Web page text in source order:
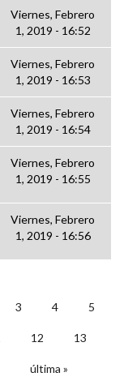
Viernes, Febrero
1, 2019 - 16:52
Viernes, Febrero
1, 2019 - 16:53
Viernes, Febrero
1, 2019 - 16:54
Viernes, Febrero
1, 2019 - 16:55
Viernes, Febrero
1, 2019 - 16:56
3 4 5
12 13
última »